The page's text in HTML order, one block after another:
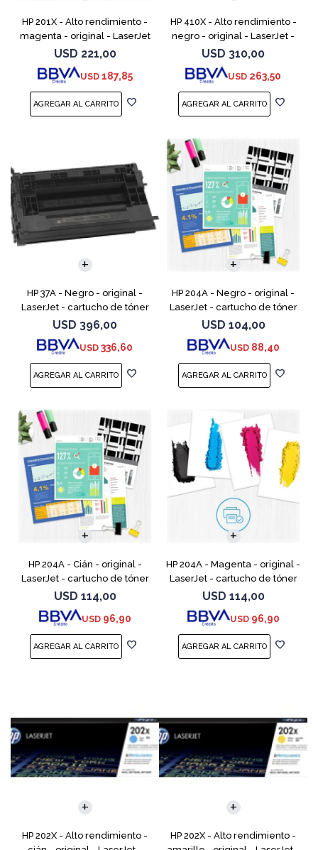
HP 201X - Alto rendimiento -
magenta - original - LaserJet
- cartucho de tóner (CF403X)
- para Color LaserJet Pro
M252dn, M252dw
USD 221,00
USD 187,85
HP 410X - Alto rendimiento -
negro - original - LaserJet -
cartucho de tóner (CF410X) -
para Color LaserJet Pro M452,
MFP M377,
USD 310,00
USD 263,50
HP 37A - Negro - original -
LaserJet - cartucho de tóner
(CF237A) - para LaserJet
Managed MFP E62555;
LaserJet Managed Flow MFP
USD 396,00
USD 336,60
HP 204A - Negro - original -
LaserJet - cartucho de tóner
(CF510A) - para Color
LaserJet Pro M154a, M154nw,
MFP M180n, MFP M180n
USD 104,00
USD 88,40
HP 204A - Cián - original -
LaserJet - cartucho de tóner
(CF511A) - para Color LaserJet
Pro M154a, M154nw, MFP
M180n, MFP M180nw
USD 114,00
USD 96,90
HP 204A - Magenta - original -
LaserJet - cartucho de tóner
(CF513A) - para Color LaserJet
Pro M154a, M154nw, MFP
M180n, MFP M18
USD 114,00
USD 96,90
HP 202X - Alto rendimiento -
HP 202X - Alto rendimiento -